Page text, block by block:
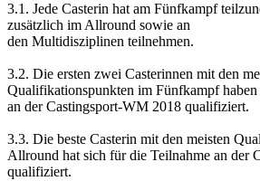
3.1. Jede Casterin hat am Fünfkampf
zusätzlich im Allround sowie an
den Multidisziplinen teilnehmen.
3.2. Die ersten zwei Casterinnen mit den
Qualifikationspunkten im Fünfkampf
an der Castingsport-WM 2018 qualifiziert.
3.3. Die beste Casterin mit den meisten
Allround hat sich für die Teilnahme an der
qualifiziert.